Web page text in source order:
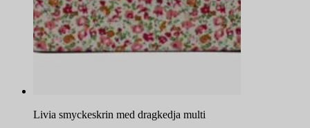
Livia smyckeskrin med dragkedja multi